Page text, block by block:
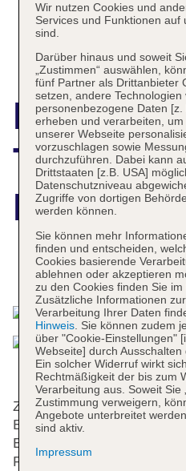
Tirana
Das bietet Ihre
Zur Auswahl stehen 170
Einzelzimmer. An der
Empfangsbereich steht
Personal mit Rat und Tat
Wir nutzen Cookies und
Services und Funktionen auf
sind.
Darüber hinaus und soweit
„Zustimmen“ auswählen,
fünf Partner als Drittanbieter
setzen, andere Technologien
personenbezogene Daten
erheben und verarbeiten,
unserer Webseite
vorzuschlagen sowie
durchzuführen. Dabei kann
Drittstaaten [z.B. USA]
Datenschutzniveau
Zugriffe von dortigen
werden können.
Sie können mehr
finden und entscheiden,
Cookies basierende
ablehnen oder akzeptieren
zu den Cookies finden Sie im
Zusätzliche Informationen
Verarbeitung Ihrer Daten
Hinweis. Sie können zudem
über "Cookie-Einstellungen"
Webseite] durch
Ein solcher Widerruf wirkt
Rechtmäßigkeit der bis zum
Verarbeitung aus. Soweit Sie
Zustimmung verweigern,
Angebote unterbreitet
sind aktiv.
Impressum